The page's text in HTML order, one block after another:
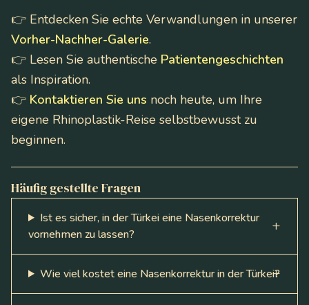
👉 Entdecken Sie echte Verwandlungen in unserer
Vorher-Nachher-Galerie.
👉 Lesen Sie authentische Patientengeschichten
als Inspiration.
👉 Kontaktieren Sie uns noch heute, um Ihre
eigene Rhinoplastik-Reise selbstbewusst zu
beginnen.
Häufig gestellte Fragen
Ist es sicher, in der Türkei eine Nasenkorrektur
vornehmen zu lassen?
Wie viel kostet eine Nasenkorrektur in der Türkei?